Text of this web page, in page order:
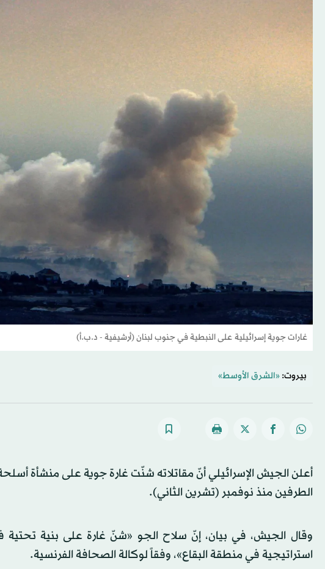
غارات جوية إسرائيلية على النبطية في جنوب لبنان (أرشيفية - د.ب.أ)
بيروت: «الشرق الأوسط»
أعلن الجيش الإسرائيلي أنّ مقاتلاته شنّت غارة جوية على منشأة
الطرفين منذ نوفمبر (تشرين الثاني).
وقال الجيش، في بيان، إنّ سلاح الجو «شنّ غارة على بنية
استراتيجية في منطقة البقاع»، وفقاً لوكالة الصحافة الفرنسية.